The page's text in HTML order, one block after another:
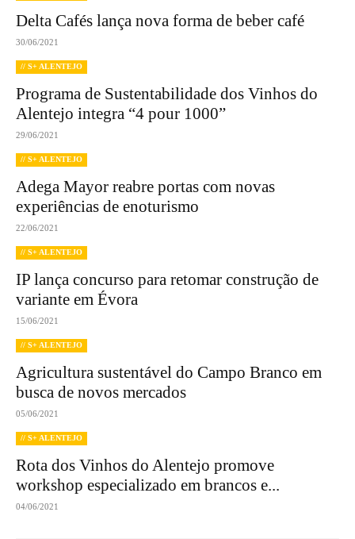
Delta Cafés lança nova forma de beber café
30/06/2021
// S+ ALENTEJO
Programa de Sustentabilidade dos Vinhos do
Alentejo integra “4 pour 1000”
29/06/2021
// S+ ALENTEJO
Adega Mayor reabre portas com novas
experiências de enoturismo
22/06/2021
// S+ ALENTEJO
IP lança concurso para retomar construção de
variante em Évora
15/06/2021
// S+ ALENTEJO
Agricultura sustentável do Campo Branco em
busca de novos mercados
05/06/2021
// S+ ALENTEJO
Rota dos Vinhos do Alentejo promove
workshop especializado em brancos e...
04/06/2021